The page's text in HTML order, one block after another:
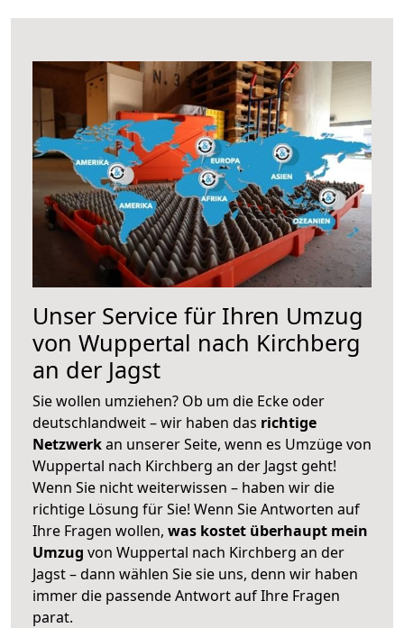
Unser Service für Ihren Umzug
von Wuppertal nach Kirchberg
an der Jagst
Sie wollen umziehen? Ob um die Ecke oder
deutschlandweit – wir haben das richtige
Netzwerkan unserer Seite, wenn es Umzüge von
Wuppertal nach Kirchberg an der Jagst geht!
Wenn Sie nicht weiterwissen – haben wir die
richtige Lösung für Sie! Wenn Sie Antworten auf
Ihre Fragen wollen, was kostet überhaupt mein
Umzug von Wuppertal nach Kirchberg an der
Jagst – dann wählen Sie sie uns, denn wir haben
immer die passende Antwort auf Ihre Fragen
parat.